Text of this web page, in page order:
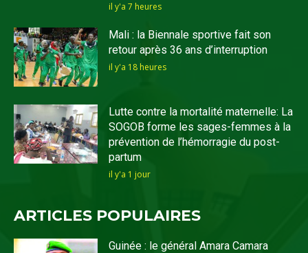
il y'a 7 heures
Mali : la Biennale sportive fait son
retour après 36 ans d’interruption
il y'a 18 heures
Lutte contre la mortalité maternelle: La
SOGOB forme les sages-femmes à la
prévention de l’hémorragie du post-
partum
il y'a 1 jour
ARTICLES POPULAIRES
Guinée : le général Amara Camara